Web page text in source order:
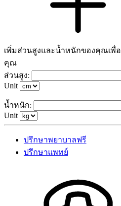
เพิ่มส่วนสูงและน้ำหนักของคุณเ
คุณ
ส่วนสูง:
Unit
น้ำหนัก:
Unit
ปรึกษาพยาบาลฟรี
ปรึกษาแพทย์